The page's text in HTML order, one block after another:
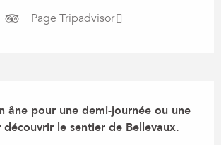
Page Tripadvisor
âne pour une demi-journée ou une
le sentier de Bellevaux.